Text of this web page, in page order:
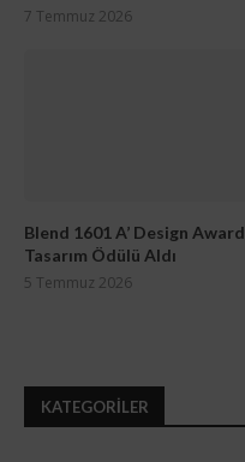
7 Temmuz 2026
Blend 1601 A’ Design Award
Tasarım Ödülü Aldı
5 Temmuz 2026
KATEGORILER